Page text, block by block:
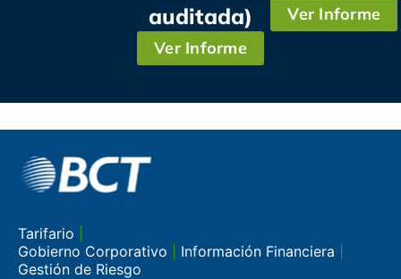
auditada)
Ver Informe
Ver Informe
Tarifario
Gobierno Corporativo
Información Financiera
Gestión de Riesgo